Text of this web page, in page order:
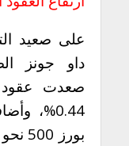
على صعيد
0.44%،